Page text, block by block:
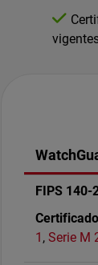
FIPS 140-
1 , Serie M